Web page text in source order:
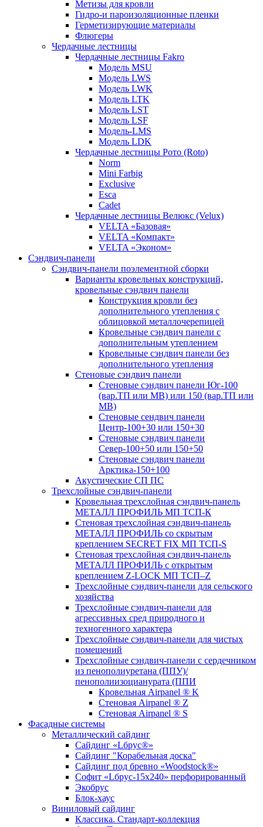
Метизы для кровли
Гидро-и пароизоляционные пленки
Герметизирующие материалы
Флюгеры
Чердачные лестницы
Чердачные лестницы Fakro
Модель MSU
Модель LWS
Модель LWK
Модель LTK
Модель LST
Модель LSF
Модель-LMS
Модель LDK
Чердачные лестницы Рото (Roto)
Norm
Mini Farbig
Exclusive
Esca
Cadet
Чердачные лестницы Велюкс (Velux)
VELTA «Базовая»
VELTA «Компакт»
VELTA «Эконом»
Сэндвич-панели
Сэндвич-панели поэлементной сборки
Варианты кровельных конструкций,
кровельные сэндвич панели
Конструкция кровли без
дополнительного утепления с
облицовкой металлочерепицей
Кровельные сэндвич панели с
дополнительным утеплением
Кровельные сэндвич панели без
дополнительного утепления
Стеновые сэндвич панели
Cтеновые сэндвич панели Юг-100
(вар.ТП или МВ) или 150 (вар.ТП или
МВ)
Cтеновые сендвич панели
Центр-100+30 или 150+30
Cтеновые сэндвич панели
Север-100+50 или 150+50
Cтеновые сэндвич панели
Арктика-150+100
Акустические СП ПС
Трехслойные сэндвич-панели
Кровельная трехслойная сэндвич-панель
МЕТАЛЛ ПРОФИЛЬ МП ТСП-К
Стеновая трехслойная сэндвич-панель
МЕТАЛЛ ПРОФИЛЬ со скрытым
креплением SECRET FIX МП ТСП-S
Стеновая трехслойная сэндвич-панель
МЕТАЛЛ ПРОФИЛЬ с открытым
креплением Z-LOCK МП ТСП–Z
Трехслойные сэндвич-панели для сельского
хозяйства
Трехслойные сэндвич-панели для
агрессивных сред природного и
техногенного характера
Трехслойные сэндвич-панели для чистых
помещений
Трехслойные сэндвич-панели c сердечником
из пенополиуретана (ППУ)/
пенополиизоцианурата (ППИ
Кровельная Airpanel ® K
Стеновая Airpanel ® Z
Стеновая Airpanel ® S
Фасадные системы
Металлический сайдинг
Сайдинг «Lбрус®»
Сайдинг "Корабельная доска"
Сайдинг под бревно «Woodstock®»
Софит «Lбрус-15х240» перфорированный
Экобрус
Блок-хаус
Виниловый сайдинг
Классика. Стандарт-коллекция